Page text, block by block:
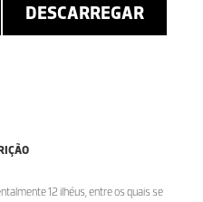
DESCARREGAR
12 ilhéus, entre os quais se